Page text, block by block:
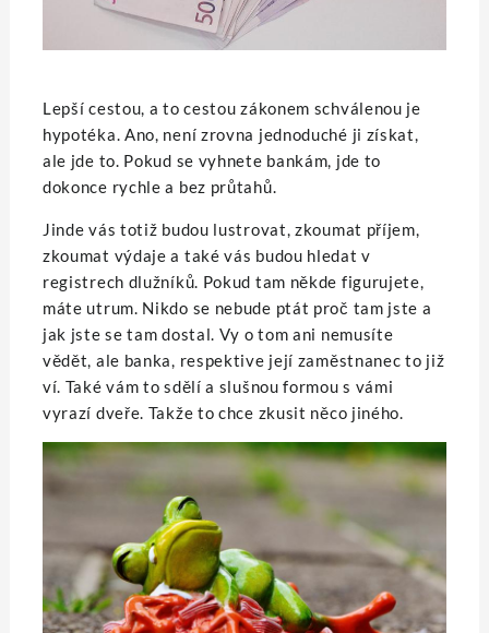
Lepší cestou, a to cestou zákonem schválenou je
hypotéka. Ano, není zrovna jednoduché ji získat,
ale jde to. Pokud se vyhnete bankám, jde to
dokonce rychle a bez průtahů.
Jinde vás totiž budou lustrovat, zkoumat příjem,
zkoumat výdaje a také vás budou hledat v
registrech dlužníků. Pokud tam někde figurujete,
máte utrum. Nikdo se nebude ptát proč tam jste a
jak jste se tam dostal. Vy o tom ani nemusíte
vědět, ale banka, respektive její zaměstnanec to již
ví. Také vám to sdělí a slušnou formou s vámi
vyrazí dveře. Takže to chce zkusit něco jiného.